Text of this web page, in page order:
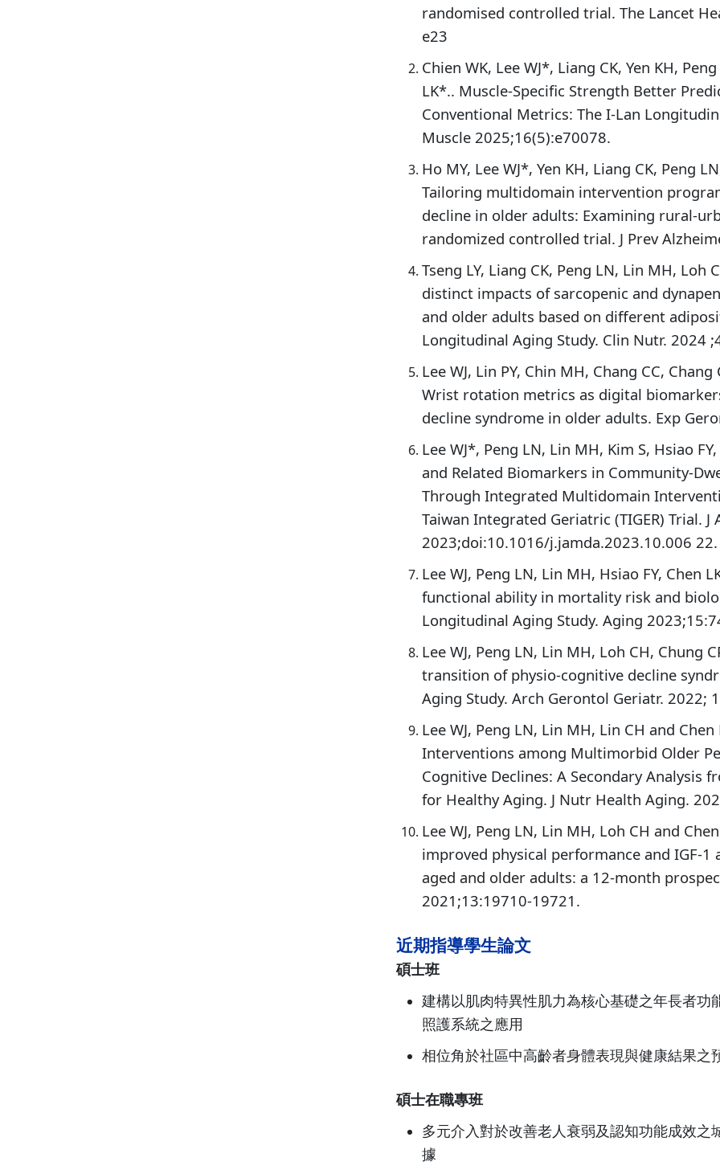
randomised controlled trial. The Lancet
e23
Chien WK, Lee WJ*, Liang CK, Yen KH,
LK*.. Muscle-Specific Strength Better
Conventional Metrics: The I-Lan
Muscle 2025;16(5):e70078.
Ho MY, Lee WJ*, Yen KH, Liang CK, Peng
Tailoring multidomain intervention
decline in older adults: Examining rural-
randomized controlled trial. J Prev
Tseng LY, Liang CK, Peng LN, Lin MH, Loh
distinct impacts of sarcopenic and
and older adults based on different
Longitudinal Aging Study. Clin Nutr. 2024
Lee WJ, Lin PY, Chin MH, Chang CC,
Wrist rotation metrics as digital
decline syndrome in older adults. Exp
Lee WJ*, Peng LN, Lin MH, Kim S, Hsiao
and Related Biomarkers in Community-
Through Integrated Multidomain
Taiwan Integrated Geriatric (TIGER) Trial. J
2023;doi:10.1016/j.jamda.2023.10.006 22.
Lee WJ, Peng LN, Lin MH, Hsiao FY,
functional ability in mortality risk and
Longitudinal Aging Study. Aging
Lee WJ, Peng LN, Lin MH, Loh CH, Chung
transition of physio-cognitive decline
Aging Study. Arch Gerontol Geriatr. 2022;
Lee WJ, Peng LN, Lin MH, Lin CH and
Interventions among Multimorbid Older
Cognitive Declines: A Secondary Analysis
for Healthy Aging. J Nutr Health Aging.
Lee WJ, Peng LN, Lin MH, Loh CH and
improved physical performance and IGF-
aged and older adults: a 12-month
2021;13:19710-19721.
近期指導學生論文
碩士班
建構以肌肉特異性肌力為核心基礎之年長者
照護系統之應用
相位角於社區中高齡者身體表現與健康結果之
碩士在職專班
多元介入對於改善老人衰弱及認知功能成效
據